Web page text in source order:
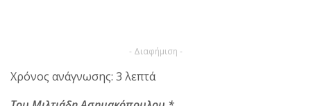
- Διαφήμιση -
Χρόνος ανάγνωσης: 3 λεπτά